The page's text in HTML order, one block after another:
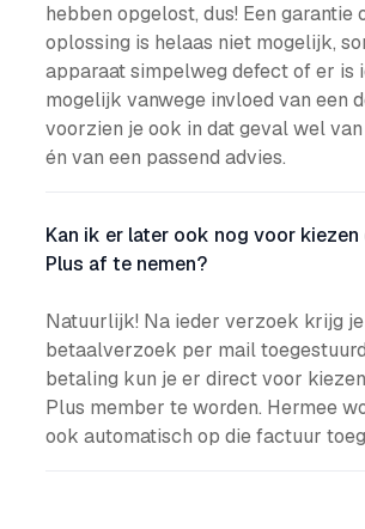
hebben opgelost, dus! Een garantie
oplossing is helaas niet mogelijk,
apparaat simpelweg defect of er is
mogelijk vanwege invloed van een
voorzien je ook in dat geval wel
én van een passend advies.
Kan ik er later ook nog voor kiezen
Plus af te nemen?
Natuurlijk! Na ieder verzoek krijg
betaalverzoek per mail
betaling kun je er direct voor
Plus member te worden. Hermee
ook automatisch op die factuur